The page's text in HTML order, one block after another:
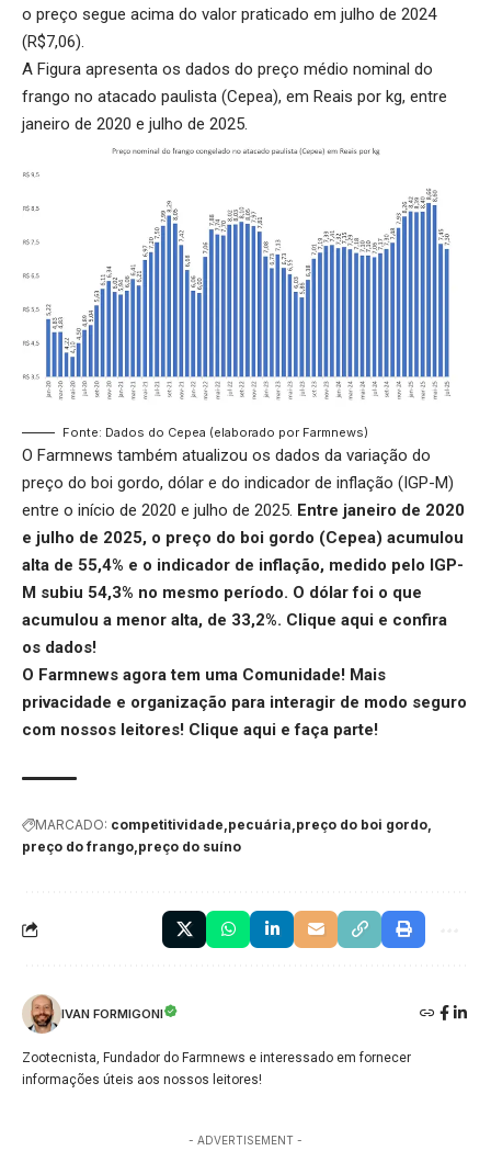
o preço segue acima do valor praticado em julho de 2024
(R$7,06).
A Figura apresenta os dados do preço médio nominal do
frango no atacado paulista (Cepea), em Reais por kg, entre
janeiro de 2020 e julho de 2025.
Fonte: Dados do Cepea (elaborado por Farmnews)
O Farmnews também atualizou os dados da variação do
preço do boi gordo, dólar e do indicador de inflação (IGP-M)
entre o início de 2020 e julho de 2025. Entre janeiro de 2020
e julho de 2025, o preço do boi gordo (Cepea) acumulou
alta de 55,4% e o indicador de inflação, medido pelo IGP-
M subiu 54,3% no mesmo período. O dólar foi o que
acumulou a menor alta, de 33,2%. Clique aqui e confira
os dados!
O Farmnews agora tem uma Comunidade! Mais
privacidade e organização para interagir de modo seguro
com nossos leitores! Clique aqui e faça parte!
MARCADO: competitividade pecuária preço do boi gordo
preço do frango preço do suíno
IVAN FORMIGONI
Zootecnista, Fundador do Farmnews e interessado em fornecer
informações úteis aos nossos leitores!
- ADVERTISEMENT -